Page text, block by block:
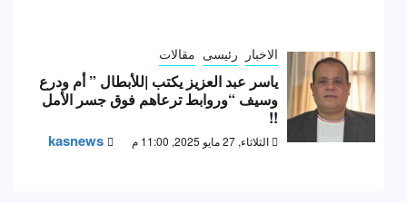
الاخبار رئيسى مقالات
ياسر عبد العزيز يكتب |للأبطال ” أم ودرع
وسيف “وروابط ترعاهم فوق جسر الأمل
!!
الثلاثاء, 27 مايو 2025, 11:00 م kasnews